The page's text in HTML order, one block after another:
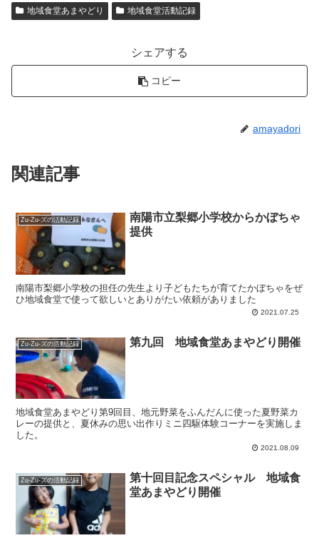
地域食堂あまやどり 地域食堂活動記録
シェアする
コピー
amayadori
関連記事
Zu-Zu-ズの活動記録
南陽市立梨郷小学校からかぼちゃ
提供
南陽市梨郷小学校の担任の先生より子どもたちが育てたかぼちゃをぜ
ひ地域食堂で使って欲しいとありがたい依頼がありました
2021.07.25
Zu-Zu-ズの活動記録 第九回 地域食堂あまやどり開催
地域食堂あまやどり第9回目、地元野菜をふんだんに使った夏野菜カ
レーの提供と、夏休みの思い出作りミニ四駆体験コーナーを実施しま
した。
2021.08.09
Zu-Zu-ズの活動記録
第十回目記念スペシャル 地域食
堂あまやどり開催